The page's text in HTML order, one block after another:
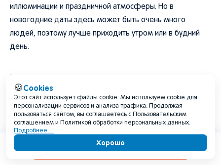
иллюминации и праздничной атмосферы. Но в
новогодние даты здесь может быть очень много
людей, поэтому лучше приходить утром или в будний
день.
Когда лучше ехать в парки Москвы
Лучшее время для московских парков - май, июнь,
сентябрь и октябрь. В мае все цветет и зеленеет, в июне
парки максимально живые, в сентябре комфортно
гулять без жары, а в октябре начинается золотая осень.
Содержание
🍪Cookies
Этот сайт использует файлы cookie. Мы используем cookie для
персонализации сервисов и анализа трафика. Продолжая
пользоваться сайтом, вы соглашаетесь с Пользовательским
соглашением и Политикой обработки персональных данных.
Подробнее…
Хорошо